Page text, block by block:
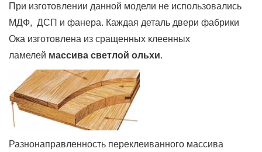
При изготовлении данной модели не использовались
МДФ, ДСП и фанера. Каждая деталь двери фабрики
Ока изготовлена из сращенных клеенных
ламелей массива светлой ольхи.
Разнонаправленность переклеиванного массива